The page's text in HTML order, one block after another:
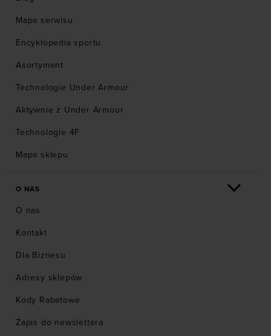
Mapa serwisu
Encyklopedia sportu
Asortyment
Technologie Under Armour
Aktywnie z Under Armour
Technologie 4F
Mapa sklepu
O NAS
O nas
Kontakt
Dla Biznesu
Adresy sklepów
Kody Rabatowe
Zapis do newslettera